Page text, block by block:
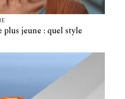
jeune : quel style